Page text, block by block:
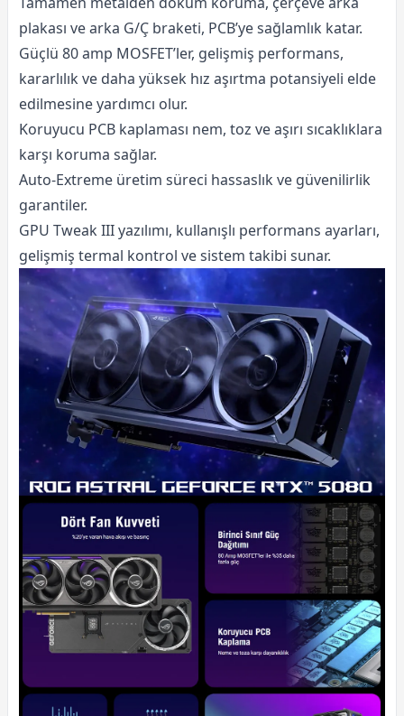
plakası ve arka G/Ç braketi, PCB’ye sağlamlık katar.
Güçlü 80 amp MOSFET’ler, gelişmiş performans,
kararlılık ve daha yüksek hız aşırtma potansiyeli elde
edilmesine yardımcı olur.
Koruyucu PCB kaplaması nem, toz ve aşırı sıcaklıklara
karşı koruma sağlar.
Auto-Extreme üretim süreci hassaslık ve güvenilirlik
garantiler.
GPU Tweak III yazılımı, kullanışlı performans ayarları,
gelişmiş termal kontrol ve sistem takibi sunar.